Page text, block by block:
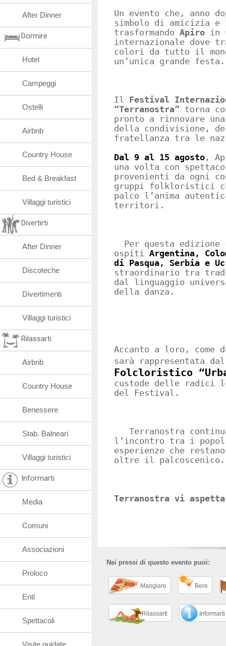
Un evento che, anno
simbolo di amicizia
trasformando Apiro in
internazionale dove
colori da tutto il
un’unica grande festa.
Il Festival
“Terranostra” torna
pronto a rinnovare
della condivisione,
fratellanza tra le
Dal 9 al 15 agosto ,
una volta con
provenienti da ogni
gruppi folkloristici
palco l’anima
territori.
Per questa edizione
ospiti Argentina,
di Pasqua, Serbia e
straordinario tra
dal linguaggio
della danza.
Accanto a loro,
sarà rappresentata
Folcloristico
custode delle radici
del Festival.
Terranostra
l’incontro tra i
esperienze che
oltre il palcoscenico.
Terranostra vi
Nei pressi di questo evento puoi:
Mangiare Bere
Rilassarti Informarti
After Dinner
Dormire
Hotel
Campeggi
Ostelli
Airbnb
Country House
Bed & Breakfast
Villaggi turistici
Divertirti
After Dinner
Discoteche
Divertimenti
Villaggi turistici
Rilassarti
Airbnb
Country House
Benessere
Stab. Balneari
Villaggi turistici
Informarti
Media
Comuni
Associazioni
Proloco
Enti
Spettacoli
Visite guidate